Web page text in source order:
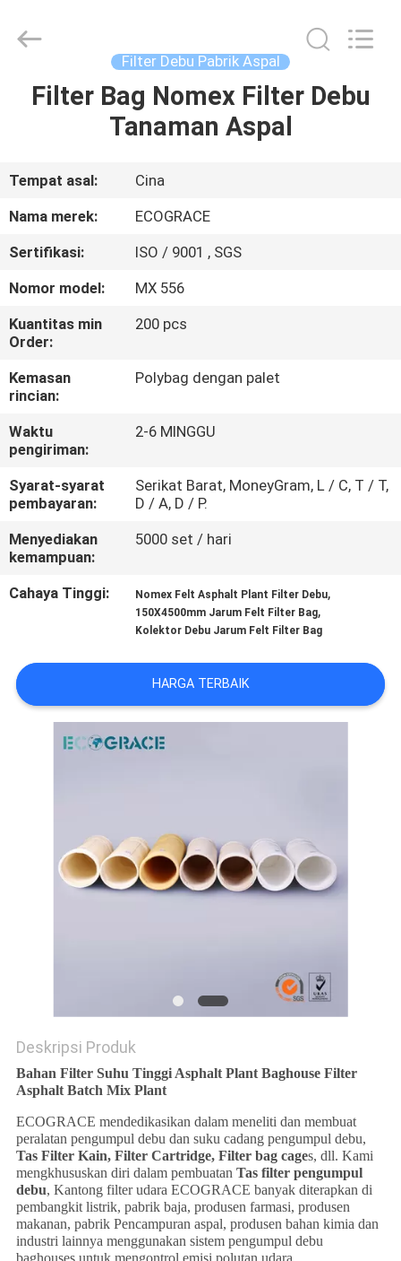
RUMAH
TENTANG
KAMI
TUR
PABRIK
KONTROL
HUBUNGI
KAMI
BERITA
PERMINTAAN
SITEMAP
ENVIROTECH
CO.,LTD.
Filter Debu Pabrik Aspal
Filter Bag Nomex Filter Debu
Tanaman Aspal
Tempat asal:
Cina
Nama merek:
ECOGRACE
Sertifikasi:
ISO / 9001 , SGS
Nomor model:
MX 556
Kuantitas min
Order:
200 pcs
Kemasan
rincian:
Polybag dengan palet
Waktu
pengiriman:
2-6 MINGGU
Syarat-syarat
pembayaran:
Serikat Barat, MoneyGram, L / C, T / T,
D / A, D / P.
Menyediakan
kemampuan:
5000 set / hari
Cahaya Tinggi: Nomex Felt Asphalt Plant Filter Debu,
150X4500mm Jarum Felt Filter Bag,
Kolektor Debu Jarum Felt Filter Bag
HARGA TERBAIK
Deskripsi Produk
Bahan Filter Suhu Tinggi Asphalt Plant Baghouse Filter
Asphalt Batch Mix Plant
ECOGRACE mendedikasikan dalam meneliti dan membuat
peralatan pengumpul debu dan suku cadang pengumpul debu,
Tas Filter Kain, Filter Cartridge, Filter bag cages, dll. Kami
mengkhususkan diri dalam pembuatan Tas filter pengumpul
debu, Kantong filter udara ECOGRACE banyak diterapkan di
pembangkit listrik, pabrik baja, produsen farmasi, produsen
makanan, pabrik Pencampuran aspal, produsen bahan kimia dan
industri lainnya menggunakan sistem pengumpul debu